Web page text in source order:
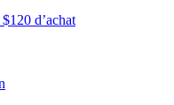
d’achat